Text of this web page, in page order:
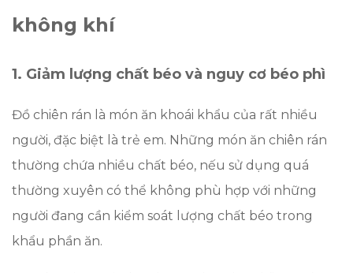
không khí
1. Giảm lượng chất béo và nguy cơ béo phì
Đồ chiên rán là món ăn khoái khẩu của rất nhiều
người, đặc biệt là trẻ em. Những món ăn chiên rán
thường chứa nhiều chất béo, nếu sử dụng quá
thường xuyên có thể không phù hợp với những
người đang cần kiểm soát lượng chất béo trong
khẩu phần ăn.